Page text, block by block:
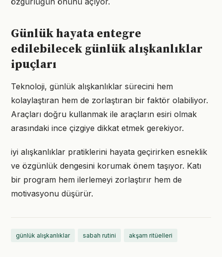
Günlük hayata entegre
edilebilecek günlük alışkanlıklar
ipuçları
Teknoloji, günlük alışkanlıklar sürecini hem
kolaylaştıran hem de zorlaştıran bir faktör olabiliyor.
Araçları doğru kullanmak ile araçların esiri olmak
arasındaki ince çizgiye dikkat etmek gerekiyor.
iyi alışkanlıklar pratiklerini hayata geçirirken esneklik
ve özgünlük dengesini korumak önem taşıyor. Katı
bir program hem ilerlemeyi zorlaştırır hem de
motivasyonu düşürür.
günlük alışkanlıklar sabah rutini akşam ritüelleri